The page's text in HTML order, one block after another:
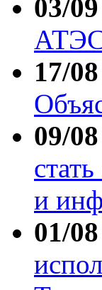
03/09
17/08
09/08
и
01/08